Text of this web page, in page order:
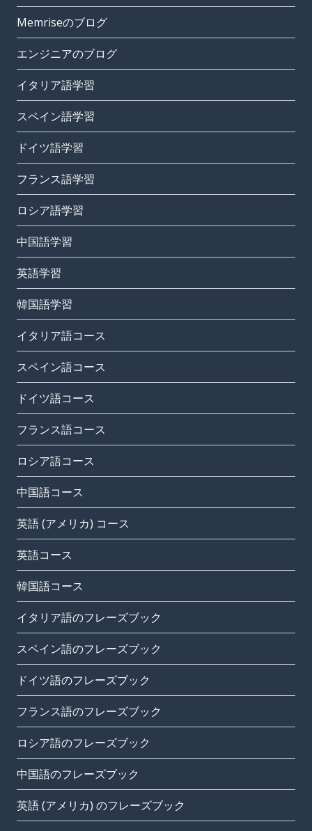
Memriseのブログ
エンジニアのブログ
イタリア語学習
スペイン語学習
ドイツ語学習
フランス語学習
ロシア語学習
中国語学習
英語学習
韓国語学習
イタリア語コース
スペイン語コース
ドイツ語コース
フランス語コース
ロシア語コース
中国語コース
英語 (アメリカ) コース
英語コース
韓国語コース
イタリア語のフレーズブック
スペイン語のフレーズブック
ドイツ語のフレーズブック
フランス語のフレーズブック
ロシア語のフレーズブック
中国語のフレーズブック
英語 (アメリカ) のフレーズブック